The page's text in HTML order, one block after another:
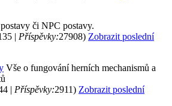
či NPC postavy.
| Příspěvky:27908) Zobrazit poslední
Vše o fungování herních mechanismů a
| Příspěvky:2911) Zobrazit poslední